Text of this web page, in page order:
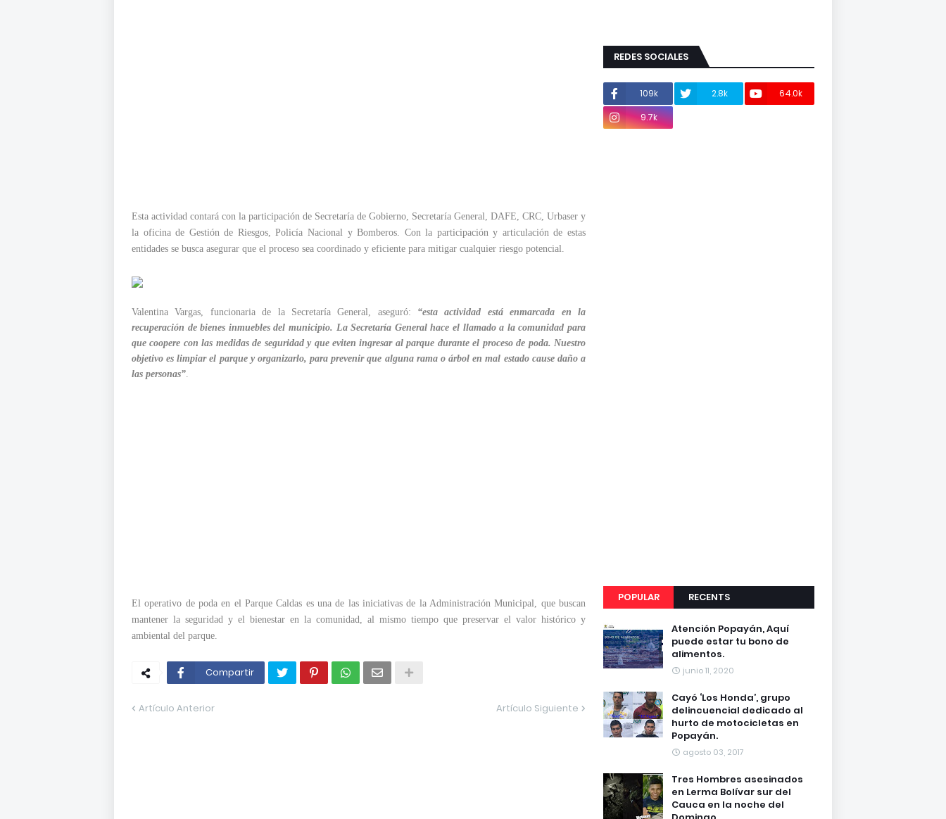
Esta actividad contará con la participación de Secretaría de Gobierno, Secretaría General, DAFE, CRC, Urbaser y
la oficina de Gestión de Riesgos, Policía Nacional y Bomberos. Con la participación y articulación de estas
entidades se busca asegurar que el proceso sea coordinado y eficiente para mitigar cualquier riesgo potencial.
Valentina Vargas, funcionaria de la Secretaría General, aseguró: “esta actividad está enmarcada en la
recuperación de bienes inmuebles del municipio. La Secretaría General hace el llamado a la comunidad para
que coopere con las medidas de seguridad y que eviten ingresar al parque durante el proceso de poda. Nuestro
objetivo es limpiar el parque y organizarlo, para prevenir que alguna rama o árbol en mal estado cause daño a
las personas”.
El operativo de poda en el Parque Caldas es una de las iniciativas de la Administración Municipal, que buscan
mantener la seguridad y el bienestar en la comunidad, al mismo tiempo que preservar el valor histórico y
ambiental del parque.
Compartir
Artículo Anterior Artículo Siguiente
REDES SOCIALES
109k 2.8k
64.0k
9.7k
POPULAR RECENTS
Atención Popayán, Aquí
puede estar tu bono de
alimentos.
junio 11, 2020
Cayó ‘Los Honda’, grupo
delincuencial dedicado al
hurto de motocicletas en
Popayán.
agosto 03, 2017
Tres Hombres asesinados
en Lerma Bolívar sur del
Cauca en la noche del